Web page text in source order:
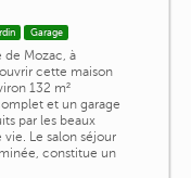
Garage
Mozac, à
cette maison
132 m²
et un garage
par les beaux
Le salon séjour
constitue un